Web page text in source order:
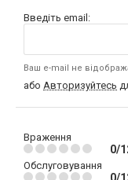
Введіть email:
Ваш e-mail не
або Авторизуйтесь
Враження
0/
Обслуговування
0/